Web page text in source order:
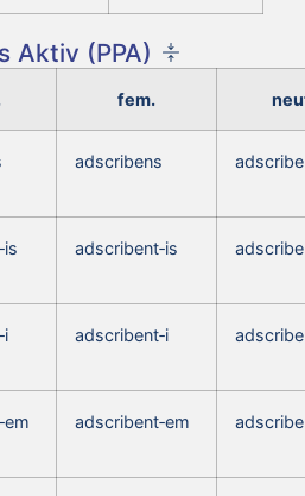
Aktiv (PPA)
fem.
adscribens
adscribent‑is
adscribent‑i
adscribent‑em